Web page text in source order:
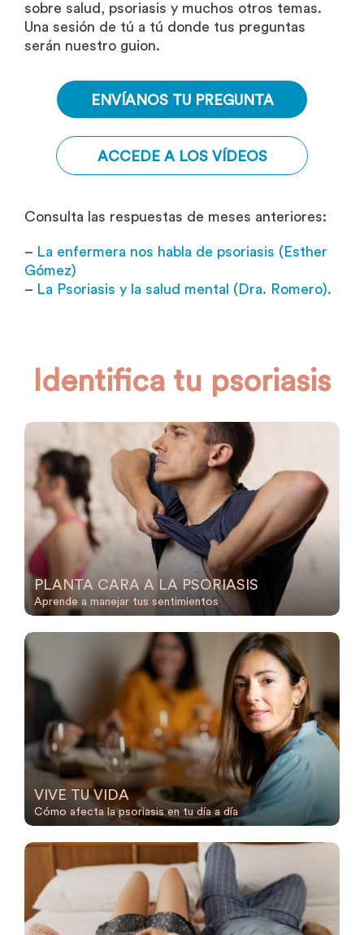
sobre salud, psoriasis y muchos otros temas.
Una sesión de tú a tú donde tus preguntas
serán nuestro guion.
ENVÍANOS TU PREGUNTA
ACCEDE A LOS VÍDEOS
Consulta las respuestas de meses anteriores:
– La enfermera nos habla de psoriasis (Esther
Gómez)
– La Psoriasis y la salud mental (Dra. Romero).
Identifica tu psoriasis
PLANTA CARA A LA PSORIASIS
Aprende a manejar tus sentimientos
VIVE TU VIDA
Cómo afecta la psoriasis en tu día a día